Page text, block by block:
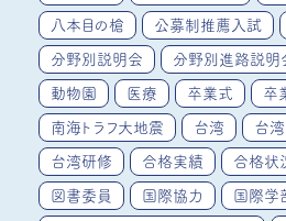
八本目の槍 公募制推薦入試
分野別説明会 分野別進路説明
動物園 医療 卒業式 卒
南海トラフ大地震 台湾 台
台湾研修 合格実績 合格状
図書委員 国際協力 国際学